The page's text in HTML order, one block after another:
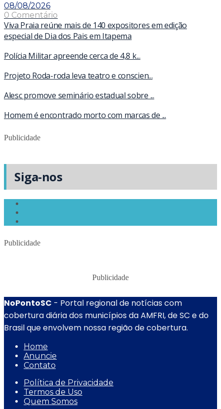
08/08/2026
0 Comentário
Viva Praia reúne mais de 140 expositores em edição
especial de Dia dos Pais em Itapema
Polícia Militar apreende cerca de 4,8 k...
Projeto Roda-roda leva teatro e conscien...
Alesc promove seminário estadual sobre ...
Homem é encontrado morto com marcas de ...
Publicidade
Siga-nos
Publicidade
Publicidade
NoPontoSC - Portal regional de notícias com
cobertura diária dos municípios da AMFRI, de SC e do
Brasil que envolvem nossa região de cobertura.
Home
Anuncie
Contato
Política de Privacidade
Termos de Uso
Quem Somos